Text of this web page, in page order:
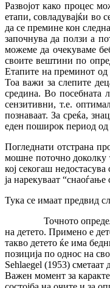
Развојот како процес
етапи, совладувајќи во
да се премине кон
започнува да ползи а
можеме да очекуваме
своите вештини по
Етапите на преминот од
Тоа важи за слепите
средина. Во посебната
сензитивни, т.е.
познаваат. За среќа,
еден поширок период
Погледнати отстрана
мошне поточно доколку
кој секогаш
ја нарекуваат “снаоѓање
Тука се имаат предвид
Точното
на детето. Примено е
такво детето ќе има
позиција по однос на
Sehlaegel (1953) сметаат
Важен момент за